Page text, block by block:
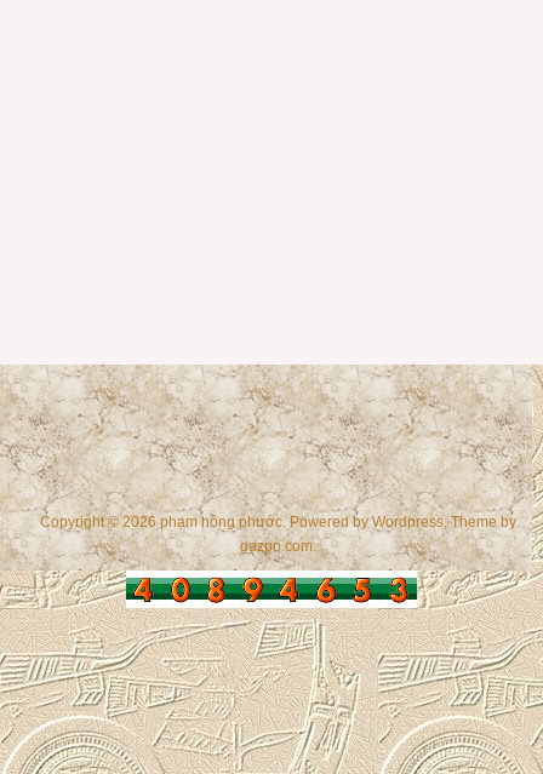
Copyright © 2026 phạm hồng phước. Powered byWordpress, Theme by
gazpo.com.